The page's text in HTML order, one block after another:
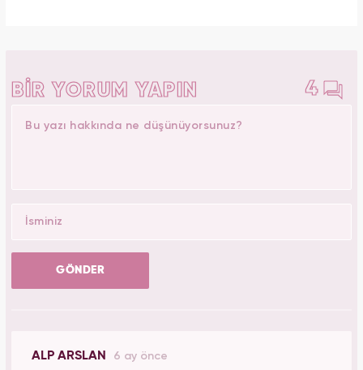
BİR YORUM YAPIN 4
GÖNDER
ALP ARSLAN 6 ay önce